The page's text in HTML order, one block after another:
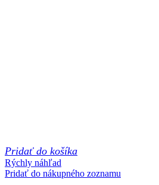
Pridať do košíka
Rýchly náhľad
Pridať do nákupného zoznamu